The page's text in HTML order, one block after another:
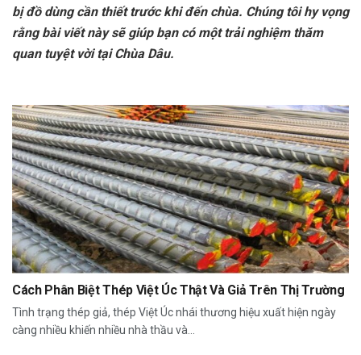
bị đồ dùng cần thiết trước khi đến chùa. Chúng tôi hy vọng
rằng bài viết này sẽ giúp bạn có một trải nghiệm thăm
quan tuyệt vời tại Chùa Dâu.
Cách Phân Biệt Thép Việt Úc Thật Và Giả Trên Thị Trường
Tình trạng thép giả, thép Việt Úc nhái thương hiệu xuất hiện ngày
càng nhiều khiến nhiều nhà thầu và...